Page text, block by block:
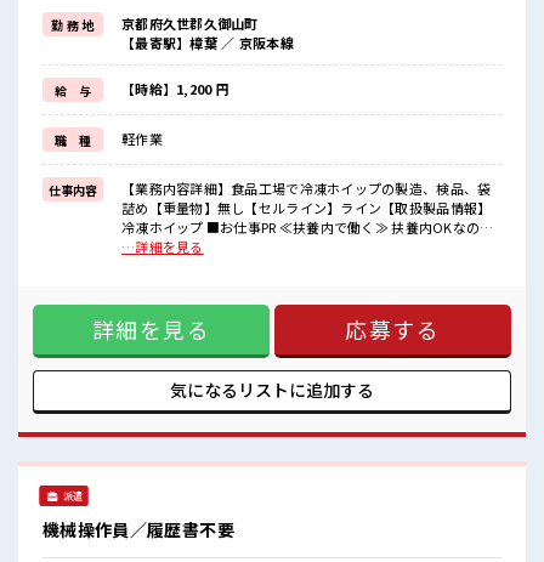
高収入を希望される方にオススメ。
残業は月20時間以上あります♪
≪動きやすい制服アリ≫
制服があるので、
毎日の服装の悩み解消♪
≪未経験OKの仕事≫
新しいことにチャレンジするのは不安だけど、
しっかり働く環境が整っています！
イチからスキルUP・ステップUP目指していきましょう！
≪自分に合った期間で働ける≫
福利厚生が整った派遣のお仕事です！
■職場の雰囲気
私物の置きすぎには注意が必要ですね★
残業がしっかりあるお仕事！
勤 務 地
京都府久世郡久御山町
【最寄駅】樟葉 ／ 京阪本線
給 与 【時給】1,200 円
職 種 軽作業
仕事内容
【業務内容詳細】食品工場で冷凍ホイップの製造、検品、袋
詰め【重量物】無し【セルライン】ライン【取扱製品情報】
冷凍ホイップ ■お仕事PR ≪扶養内で働く≫ 扶養内OKなの
で、 主婦&主夫さんも気軽にご応募くださいね♪ ≪稼ぎたい
日の服装の悩み解消♪ ≪未経験OKの仕事≫ 新しいことにチ
ャレンジするのは不安だけど、 しっかり働く環境が整ってい
ます！ イチからスキルUP・ステップUP目指していきましょ
う！ ≪自分に合った期間で働ける≫ 福利厚生が整った派遣の
お仕事です！ ■職場の雰囲気 休憩室完備でランチや休憩も充
実しそう♪ 職場にはロッカー完備！ 私物の置きすぎには注意
…詳細を見る
詳細を見る 応募する
気になるリストに追加する
派遣
機械操作員／履歴書不要